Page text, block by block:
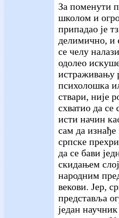
За поменути
школом и
припадао је
делимично, и
се челу
одолео
истраживању
психолошка
ствари, није
схватио да се
исти начин
сам да изнађе
српске
да се бави
скидањем
народним
векови. Јер,
представља
један